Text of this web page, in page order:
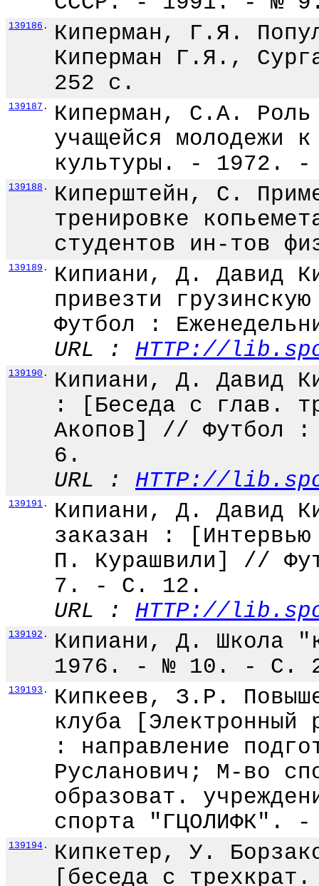
139186 .
Киперман, Г.Я.
Киперман Г.Я.,
252 с.
139187 .
Киперман, С.А. Роль
учащейся молодежи
культуры. -
139188 .
Киперштейн, С.
тренировке
студентов ин-тов
139189 .
Кипиани, Д. Давид
привезти
Футбол :
URL : HTTP://
139190 .
Кипиани, Д. Давид
: [Беседа с глав.
Акопов] // Футбол
6.
URL : HTTP://
139191 .
Кипиани, Д. Давид
заказан :
П. Курашвили] //
7. - С. 12.
URL : HTTP://
139192 .
Кипиани, Д. Школа
1976. - № 10. - С.
139193 .
Кипкеев, З.Р.
клуба
: направление
Русланович; М-во
образоват.
спорта "ГЦОЛИФК".
139194 .
Кипкетер, У.
[беседа с